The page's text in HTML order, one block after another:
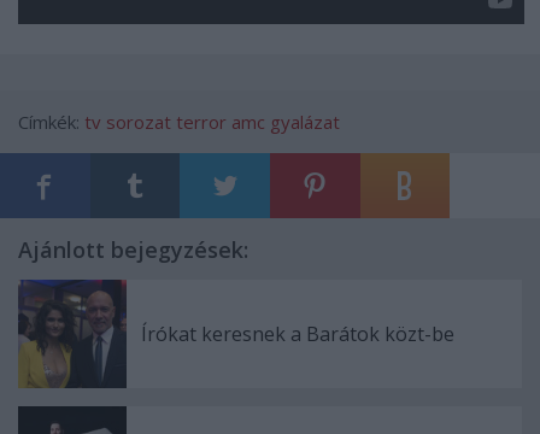
Címkék: tv sorozat terror amc gyalázat
Ajánlott bejegyzések:
Írókat keresnek a Barátok közt-be